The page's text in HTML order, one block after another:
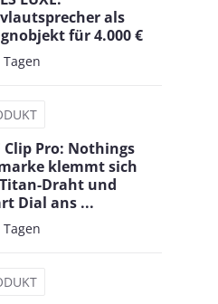
als
für 4.000 €
Clip Pro: Nothings
klemmt sich
Draht und
Dial ans ...